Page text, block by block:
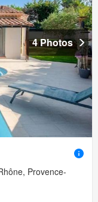
4 Photos
Provence-